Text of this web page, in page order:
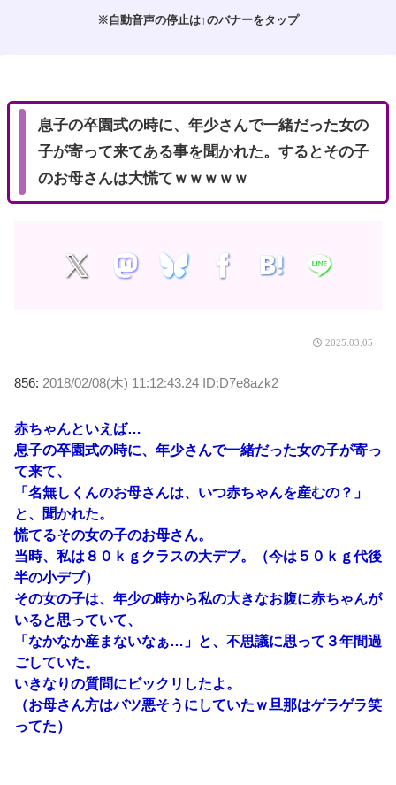
※自動音声の停止は↑のバナーをタップ
息子の卒園式の時に、年少さんで一緒だった女の
子が寄って来てある事を聞かれた。するとその子
のお母さんは大慌てｗｗｗｗｗ
2025.03.05
856: 2018/02/08(木) 11:12:43.24 ID:D7e8azk2
赤ちゃんといえば…
息子の卒園式の時に、年少さんで一緒だった女の子が寄っ
て来て、
「名無しくんのお母さんは、いつ赤ちゃんを産むの？」
と、聞かれた。
慌てるその女の子のお母さん。
当時、私は８０ｋｇクラスの大デブ。（今は５０ｋｇ代後
半の小デブ）
その女の子は、年少の時から私の大きなお腹に赤ちゃんが
いると思っていて、
「なかなか産まないなぁ…」と、不思議に思って３年間過
ごしていた。
いきなりの質問にビックリしたよ。
（お母さん方はバツ悪そうにしていたｗ旦那はゲラゲラ笑
ってた）